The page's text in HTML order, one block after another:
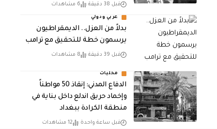
قبل 38 دقيقة 6 مشاهدات
عربي ودولي
بدلاً من العزل.. الديمقراطيون
يرسمون خطة للتحقيق مع ترامب
قبل 39 دقيقة 8 مشاهدات
محليات
الدفاع المدني: إنقاذ 50 مواطناً
وإخماد حريق اندلع داخل بناية في
منطقة الكرادة ببغداد
قبل ساعة واحدة 12 مشاهدات